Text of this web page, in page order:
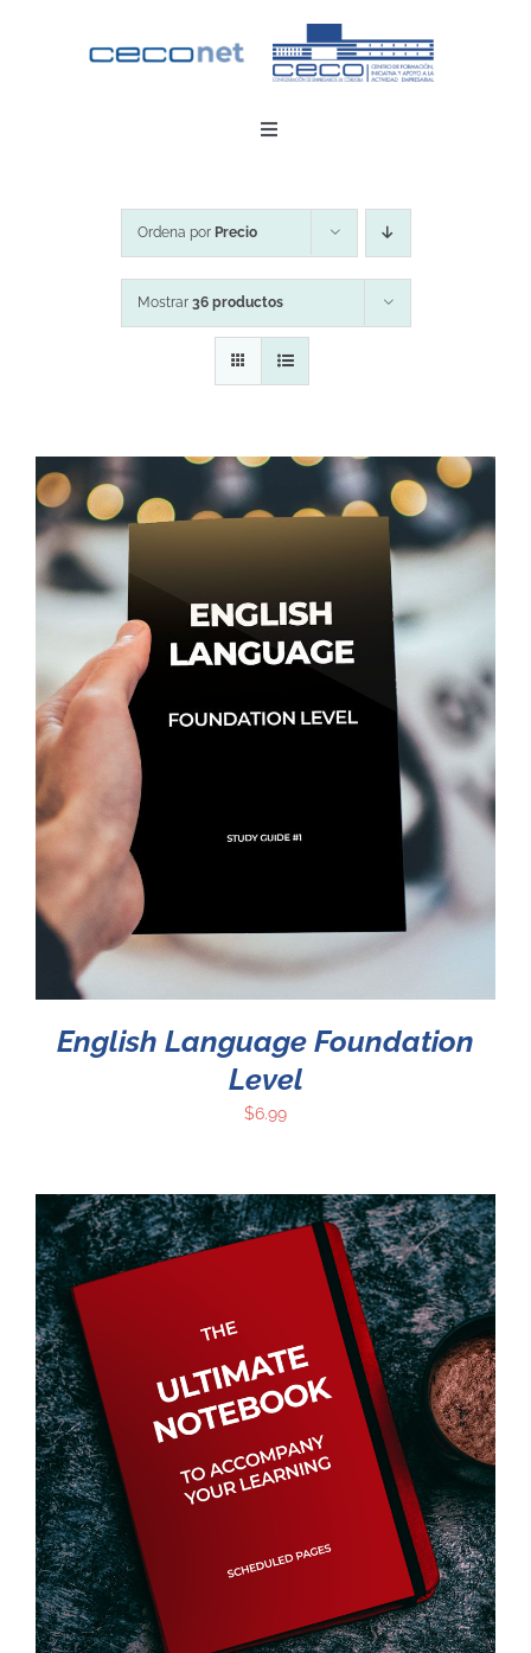
Toggle
Ordena por Precio
Mostrar 36 productos
English Language Foundation
Level
$6.99